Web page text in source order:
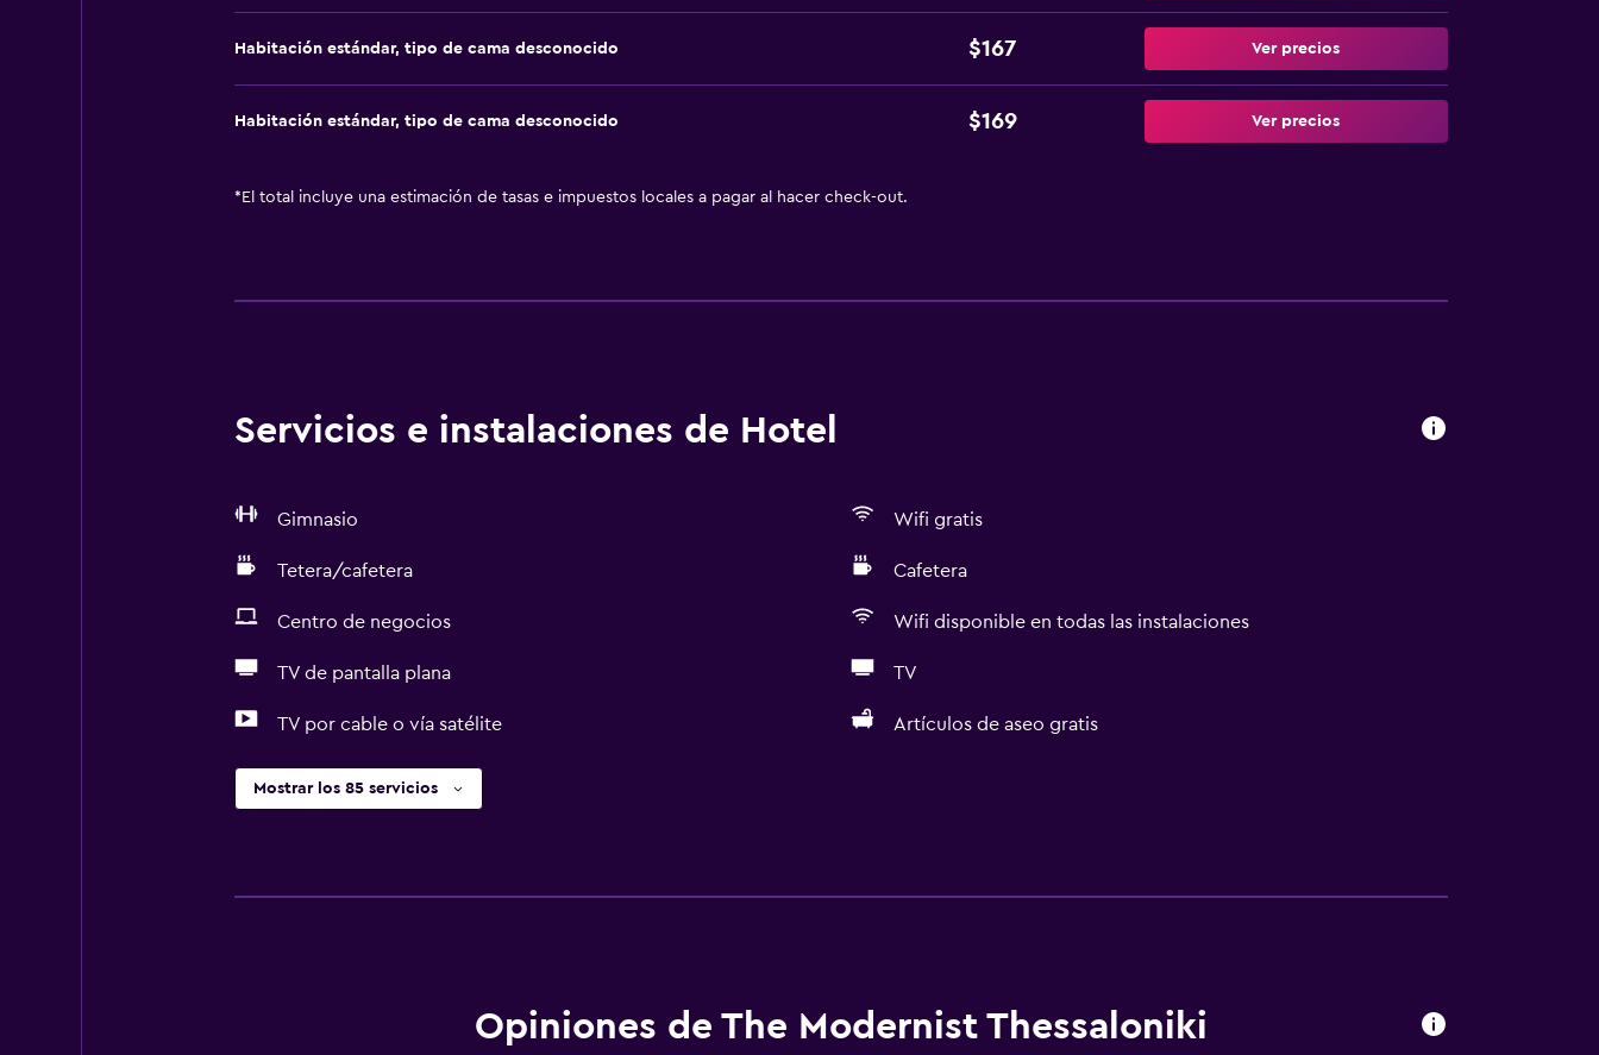
Habitación estándar, tipo de cama desconocido $167 Ver precios
Habitación estándar, tipo de cama desconocido $169 Ver precios
* El total incluye una estimación de tasas e impuestos locales a pagar al hacer check-out.
Servicios e instalaciones de Hotel
Gimnasio Wifi gratis
Tetera/cafetera Cafetera
Centro de negocios Wifi disponible en todas las instalaciones
TV de pantalla plana TV
TV por cable o vía satélite Artículos de aseo gratis
Mostrar los 85 servicios
Opiniones de The Modernist Thessaloniki